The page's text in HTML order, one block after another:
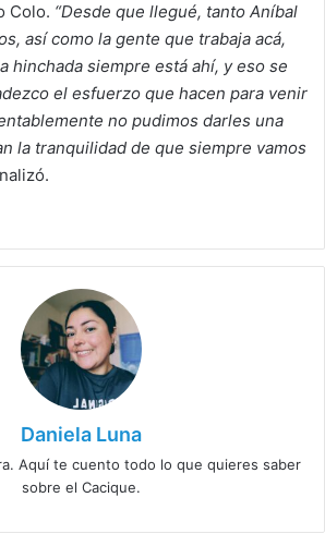
Colo. “Desde que llegué, tanto Aníbal
así como la gente que trabaja acá,
hinchada siempre está ahí, y eso se
el esfuerzo que hacen para venir
no pudimos darles una
la tranquilidad de que siempre vamos
Daniela Luna
Aquí te cuento todo lo que quieres saber
sobre el Cacique.